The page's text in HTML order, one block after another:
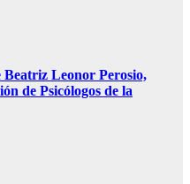
Leonor Perosio,
de Psicólogos de la